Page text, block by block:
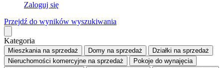
Zaloguj się
Przejdź do wyników wyszukiwania
Kategoria
Mieszkaniana sprzedaż Domy na sprzedaż Działki na sprzedaż
Nieruchomości komercyjne na sprzedaż Pokoje do wynajęcia